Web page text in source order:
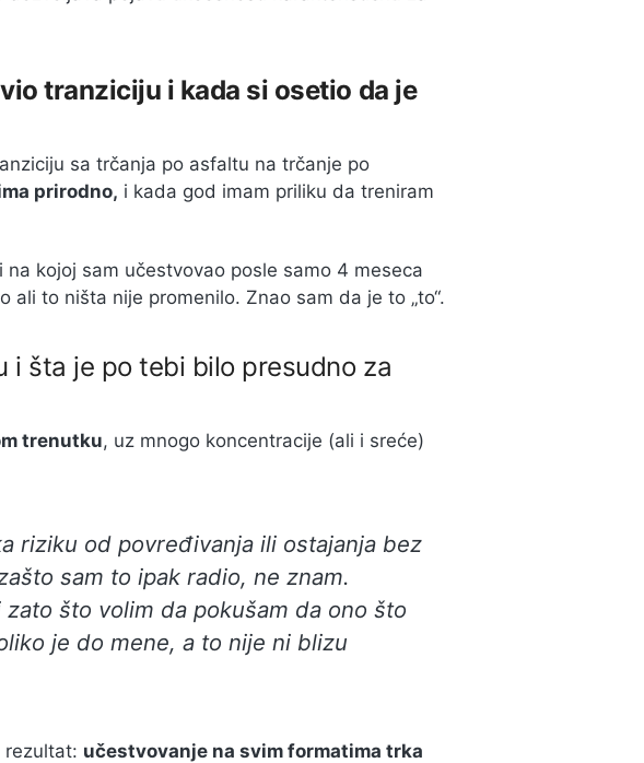
tranziciju i kada si osetio da je
sa trčanja po asfaltu na trčanje po
prirodno, i kada god imam priliku da treniram
kojoj sam učestvovao posle samo 4 meseca
to ništa nije promenilo. Znao sam da je to „to“.
i šta je po tebi bilo presudno za
trenutku, uz mnogo koncentracije (ali i sreće)
riziku od povređivanja ili ostajanja bez
sam to ipak radio, ne znam.
što volim da pokušam da ono što
je do mene, a to nije ni blizu
rezultat: učestvovanje na svim formatima trka